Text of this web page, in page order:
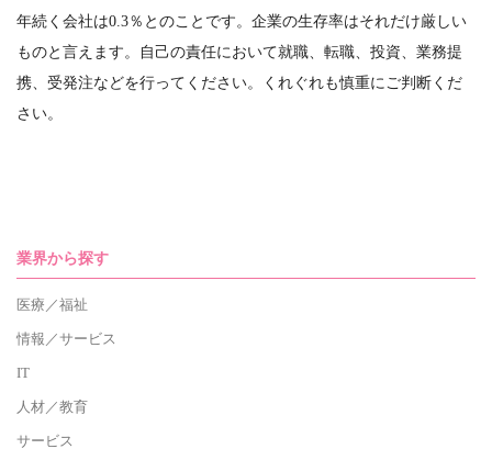
年続く会社は0.3％とのことです。企業の生存率はそれだけ厳しい
ものと言えます。自己の責任において就職、転職、投資、業務提
携、受発注などを行ってください。くれぐれも慎重にご判断くだ
さい。
業界から探す
医療／福祉
情報／サービス
IT
人材／教育
サービス